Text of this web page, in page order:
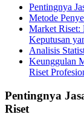
Pentingnya
Metode
Market Riset:
Keputusan
Analisis
Keunggulan
Riset
Pentingnya
Riset